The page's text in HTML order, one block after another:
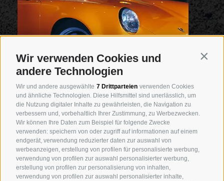
Wir verwenden Cookies und
andere Technologien
Wir und andere ausgewählte 7 Drittparteien verwenden Cookies
und ähnliche Technologien. Diese Hilfsmittel sind unerlässlich, um
die Nutzung digitaler Inhalte zu gewährleisten, die Navigation zu
verbessern und, vorbehaltlich Ihrer Zustimmung, zu Werbezwecken.
Wir können Ihre Daten zum Beispiel für folgende Zwecke
verwenden: speichern von oder zugriff auf informationen auf einem
endgerät, verwendung reduzierter daten zur auswahl von
werbeanzeigen, erstellung von profilen für personalisierte werbung,
verwendung von profilen zur auswahl personalisierter werbung,
erstellung von profilen zur personalisierung von inhalten,
verwendung von profilen zur auswahl personalisierter inhalte,